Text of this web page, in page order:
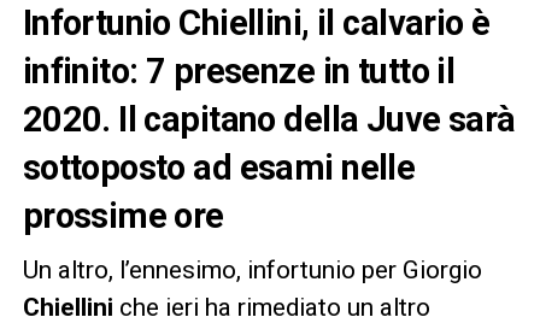
Infortunio Chiellini, il calvario è
infinito: 7 presenze in tutto il
2020. Il capitano della Juve sarà
sottoposto ad esami nelle
prossime ore
Un altro, l’ennesimo, infortunio per Giorgio
Chiellini che ieri ha rimediato un altro